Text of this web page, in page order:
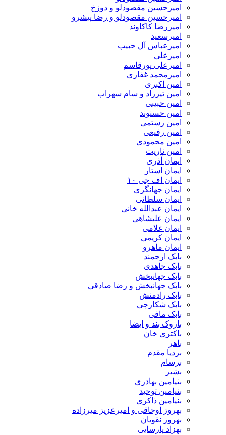
امیرحسین مقصودلو و دوزخ
امیرحسین مقصودلو و رضا پیشرو
امیررضا کاکاوند
امیرسعید
امیرعباس آل حبیب
امیرعلی
امیرعلی پورقاسم
امیرمحمد غفاری
امین اکبری
امین تیرزاد و سام سهراب
امین حبیبی
امین حسنوند
امین رستمی
امین رفیعی
امین محمودی
امین ناریت
ایمان آذری
ایمان استار
ایمان اف جی ۱۰
ایمان جهانگری
ایمان سلطانی
ایمان عبدالله خانی
ایمان علیشاهی
ایمان غلامی
ایمان کریمی
ایمان ماهرو
بابک ارجمند
بابک جاهدی
بابک جهانبخش
بابک جهانبخش و رضا صادقی
بابک رادمنش
بابک شکارچی
بابک مافی
باروک بند و ایضا
باکتری خان
باهر
بردیا مقدم
برسام
بشیر
بنیامین بهادری
بنیامین توحید
بنیامین ذاکری
بهروز اوجاقی و امیرعزیز میرزاده
بهروز نقویان
بهزاد پارسایی